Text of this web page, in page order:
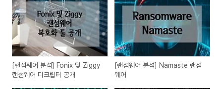
[랜섬웨어 분석] Fonix 및 Ziggy
랜섬웨어 디크립터 공개
[랜섬웨어 분석] Namaste 랜섬
웨어